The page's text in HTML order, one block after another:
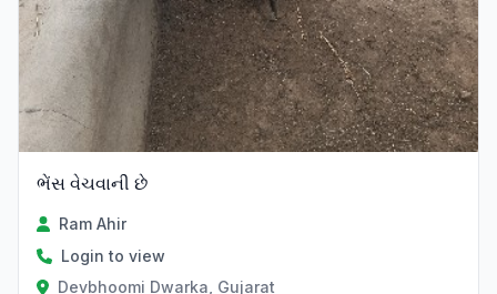
ભેંસ વેચવાની છે
Ram Ahir
Login to view
Devbhoomi Dwarka, Gujarat